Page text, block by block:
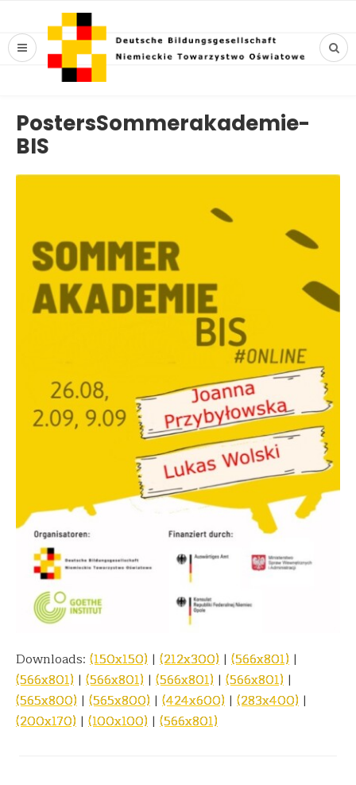
PostersSommerakademie-
BIS
Downloads: (150x150) | (212x300) | (566x801) |
(566x801) | (566x801) | (566x801) | (566x801) |
(565x800) | (565x800) | (424x600) | (283x400) |
(200x170) | (100x100) | (566x801)